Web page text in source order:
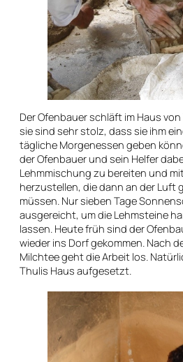
Der Ofenbauer schläft im Haus
sie sind sehr stolz, dass sie ihm
tägliche Morgenessen geben
der Ofenbauer und sein Helfer
Lehmmischung zu bereiten und
herzustellen, die dann an der Luft
müssen. Nur sieben Tage
ausgereicht, um die Lehmsteine
lassen. Heute früh sind der
wieder ins Dorf gekommen. Nach
Milchtee geht die Arbeit los.
Thulis Haus aufgesetzt.